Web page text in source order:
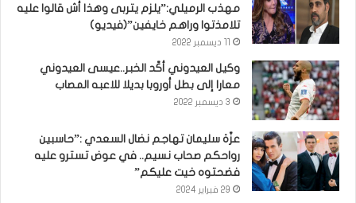
مهذب الرميلي:”يلزم يتربى وهذا أش قالوا عليه
تلامذتوا وراهم خايفين”(فيديو)
وكيل العيدوني أكّد الخبر..عيسى العيدوني
معارا إلى بطل أوروبا بديلا للاعبه المصاب
3 ديسمبر 2022
عزّة سليمان تهاجم نضال السعدي :”حاسبين
رواحكم صحاب نسيم.. في عوض تسترو عليه
فضحتوه خيت عليكم”
29 فبراير 2024